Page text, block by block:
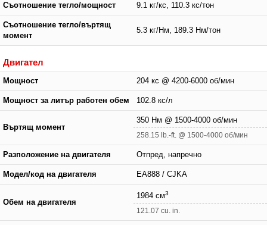
Съотношение тегло/мощност 9.1 кг/кс, 110.3 кс/тон
Съотношение тегло/въртящ
момент
5.3 кг/Нм, 189.3 Нм/тон
Двигател
Мощност 204 кс @ 4200-6000 об/мин
Мощност за литър работен обем 102.8 кс/л
Въртящ момент
350 Нм @ 1500-4000 об/мин
258.15 lb.-ft. @ 1500-4000 об/мин
Разположение на двигателя Отпред, напречно
Модел/код на двигателя EA888 / CJKA
Обем на двигателя
1984 см3
121.07 cu. in.